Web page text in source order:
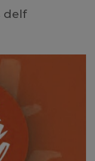
delf